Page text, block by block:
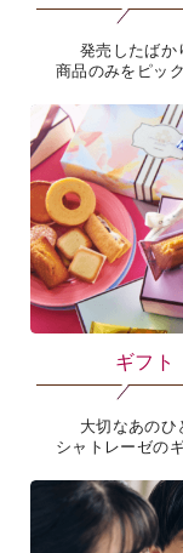
発売したばか
商品のみをピッ
ギフト
大切なあのひ
シャトレーゼの